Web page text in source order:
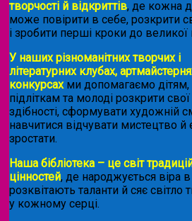
творчості й відкриттів, де кожна
може повірити в себе, розкрити
і зробити перші кроки до великої
У наших різноманітних творчих і
літературних клубах,
конкурсахми допомагаємо дітям,
підліткам та молоді розкрити свої
здібності, сформувати художній
навчитися відчувати мистецтво й
зростати.
Наша бібліотека – це світ
цінностей, де народжується віра
розквітають таланти й сяє світло
у кожному серці.